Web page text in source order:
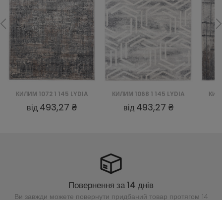
КИЛИМ 1072 1 145 LYDIA
від 493,27 ₴
КИЛИМ 1068 1 145 LYDIA
від 493,27 ₴
Повернення за 14 днів
Ви завжди можете повернути придбаний товар протягом 14